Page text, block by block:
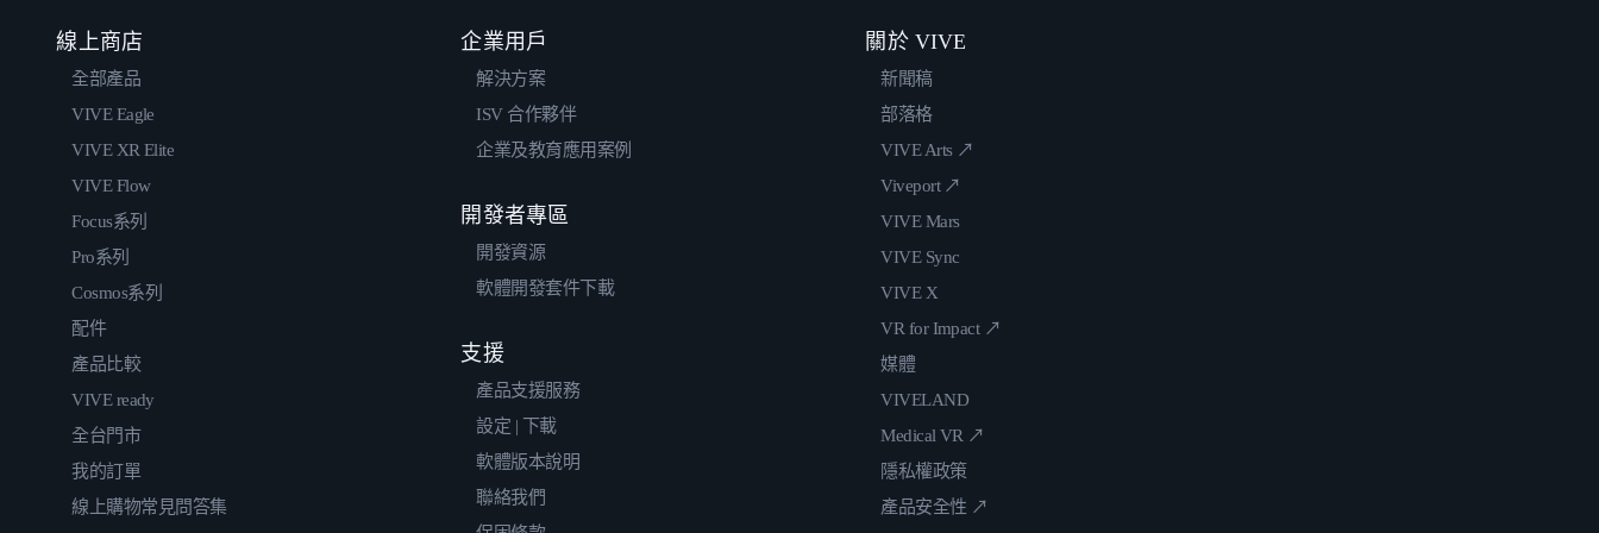
線上商店
全部產品
VIVE Eagle
VIVE XR Elite
VIVE Flow
Focus系列
Pro系列
Cosmos系列
配件
產品比較
VIVE ready
全台門市
我的訂單
線上購物常見問答集
企業用戶
解決方案
ISV 合作夥伴
企業及教育應用案例
開發者專區
開發資源
軟體開發套件下載
支援
產品支援服務
設定 | 下載
軟體版本說明
聯絡我們
關於 VIVE
新聞稿
部落格
VIVE Arts ↗
Viveport ↗
VIVE Mars
VIVE Sync
VIVE X
VR for Impact ↗
媒體
VIVELAND
Medical VR ↗
隱私權政策
產品安全性 ↗